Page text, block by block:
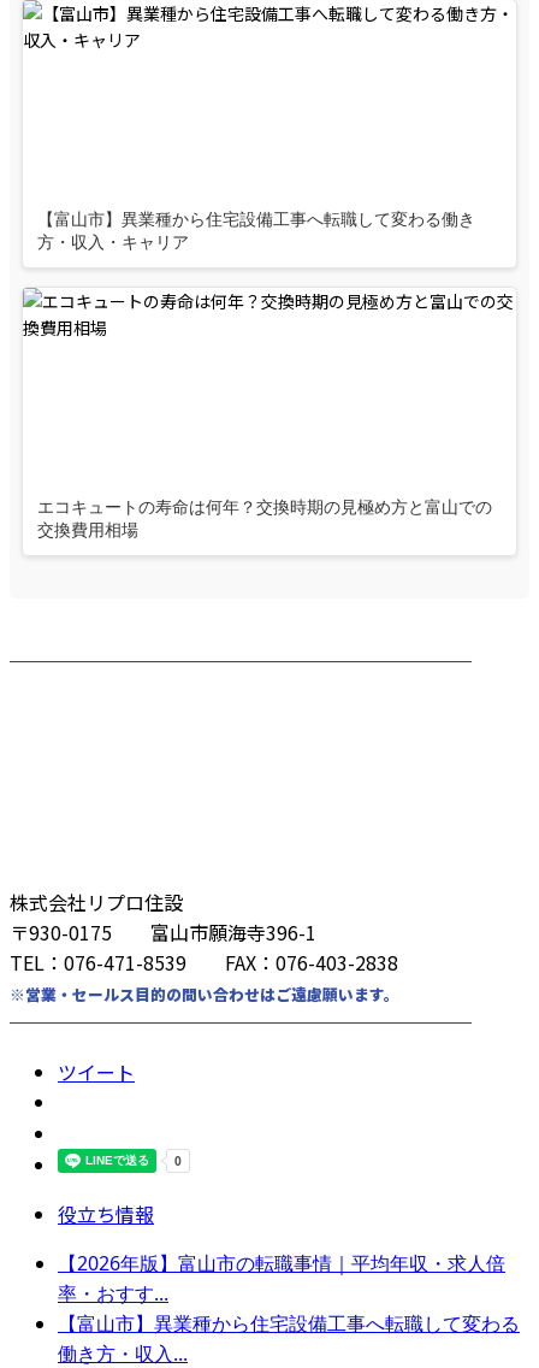
【富山市】異業種から住宅設備工事へ転職して変わる働き
方・収入・キャリア
エコキュートの寿命は何年？交換時期の見極め方と富山での
交換費用相場
────────────────────────
株式会社リプロ住設
〒930-0175 富山市願海寺396-1
TEL：076-471-8539 FAX：076-403-2838
※営業・セールス目的の問い合わせはご遠慮願います。
────────────────────────
ツイート
役立ち情報
【2026年版】富山市の転職事情｜平均年収・求人倍
率・おすす...
【富山市】異業種から住宅設備工事へ転職して変わる
働き方・収入...